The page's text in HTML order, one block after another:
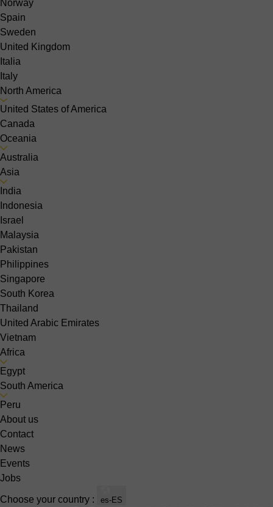
Norway
Spain
Sweden
United Kingdom
Italia
Italy
North America
United States of America
Canada
Oceania
Australia
Asia
India
Indonesia
Israel
Malaysia
Pakistan
Philippines
Singapore
South Korea
Thailand
United Arabic Emirates
Vietnam
Africa
Egypt
South America
Peru
About us
Contact
News
Events
Jobs
Choose your country : es-ES